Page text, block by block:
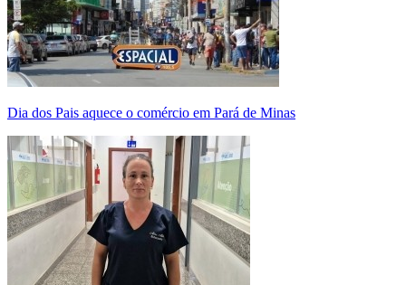
Dia dos Pais aquece o comércio em Pará de Minas